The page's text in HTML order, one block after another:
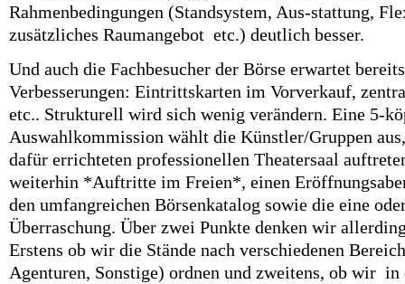
Rahmenbedingungen (Standsystem, Aus-stattung,
zusätzliches Raumangebot etc.) deutlich besser.
Und auch die Fachbesucher der Börse erwartet
Verbesserungen: Eintrittskarten im Vorverkauf,
etc.. Strukturell wird sich wenig verändern. Eine 5-
Auswahlkommission wählt die Künstler/Gruppen
dafür errichteten professionellen Theatersaal
weiterhin *Auftritte im Freien*, einen
den umfangreichen Börsenkatalog sowie die eine
Überraschung. Über zwei Punkte denken wir
Erstens ob wir die Stände nach verschiedenen
Agenturen, Sonstige) ordnen und zweitens, ob wir in